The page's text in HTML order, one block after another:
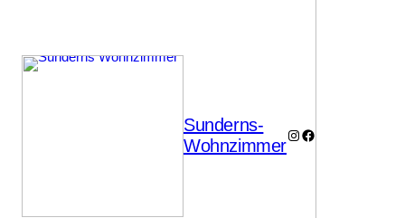
Sunderns-
Wohnzimmer
Instagram
Facebook